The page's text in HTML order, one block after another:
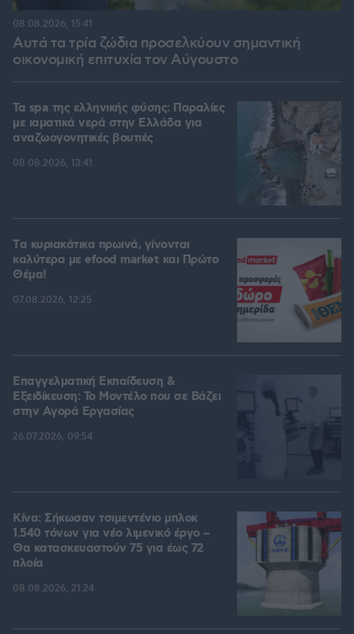
Αυτά τα τρία ζώδια προσελκύουν σημαντική
οικονομική επιτυχία τον Αύγουστο
08.08.2026, 15:41
Τα spa της ελληνικής φύσης: Παραλίες
με ιαματικά νερά στην Ελλάδα για
αναζωογονητικές βουτιές
08.08.2026, 13:41
Tα κυριακάτικα πρωινά, γίνονται
καλύτερα με efood market και Πρώτο
Θέμα!
07.08.2026, 12:25
Επαγγελματική Εκπαίδευση &
Εξειδίκευση: Το Mοντέλο που σε Bάζει
στην Aγορά Eργασίας
26.07.2026, 09:54
Κίνα: Σήκωσαν τσιμεντένιο μπλοκ
1.540 τόνων για νέο λιμενικό έργο –
Θα κατασκευαστούν 75 για έως 72
πλοία
08.08.2026, 21:24